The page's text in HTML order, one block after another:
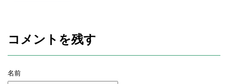
コメントを残す
名前